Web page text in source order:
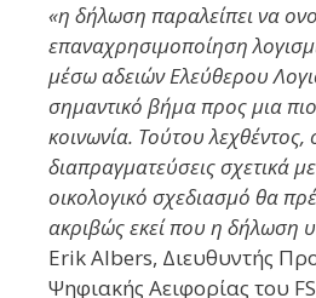
«η δήλωση παραλείπει να
επαναχρησιμοποίηση
μέσω αδειών Ελεύθερου
σημαντικό βήμα προς μια
κοινωνία. Τούτου λεχθέντος,
διαπραγματεύσεις σχετικά
οικολογικό σχεδιασμό θα
ακριβώς εκεί που η δήλωση
Erik Albers, Διευθυντής
Ψηφιακής Αειφορίας του